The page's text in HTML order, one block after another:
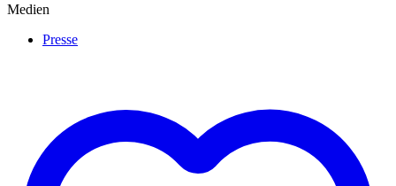
Medien
Presse